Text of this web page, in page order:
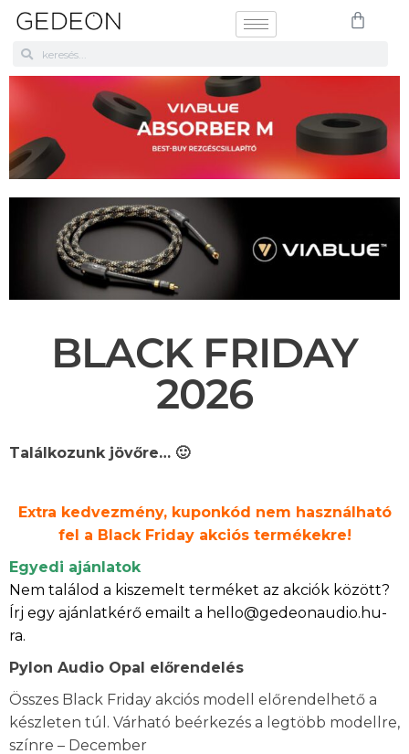
BLACK FRIDAY
2026
Találkozunk jövőre… 🙂
Extra kedvezmény, kuponkód nem használható
fel a Black Friday akciós termékekre!
Egyedi ajánlatok
Nem találod a kiszemelt terméket az akciók között?
Írj egy ajánlatkérő emailt a hello@gedeonaudio.hu-
ra.
Pylon Audio Opal előrendelés
Összes Black Friday akciós modell előrendelhető a
készleten túl. Várható beérkezés a legtöbb modellre,
színre – December